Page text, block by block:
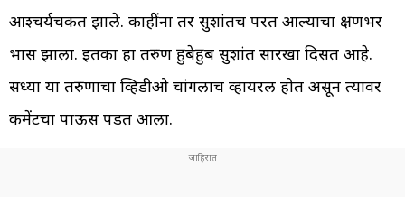
आश्चर्यचकीत झाले. काहींना तर सुशांतच परत आल्याचा क्षणभर
भास झाला. इतका हा तरुण हुबेहुब सुशांत सारखा दिसत आहे.
सध्या या तरुणाचा व्हिडीओ चांगलाच व्हायरल होत असून त्यावर
कमेंटचा पाऊस पडत आला.